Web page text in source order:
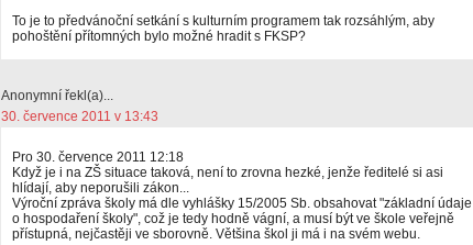
To je to předvánoční setkání s kulturním programem tak rozsáhlým, aby
pohoštění přítomných bylo možné hradit s FKSP?
Anonymní řekl(a)...
30. července 2011 v 13:43
Pro 30. července 2011 12:18
Když je i na ZŠ situace taková, není to zrovna hezké, jenže ředitelé si asi
hlídají, aby neporušili zákon...
Výroční zpráva školy má dle vyhlášky 15/2005 Sb. obsahovat "základní údaje
o hospodaření školy", což je tedy hodně vágní, a musí být ve škole veřejně
přístupná, nejčastěji ve sborovně. Většina škol ji má i na svém webu.